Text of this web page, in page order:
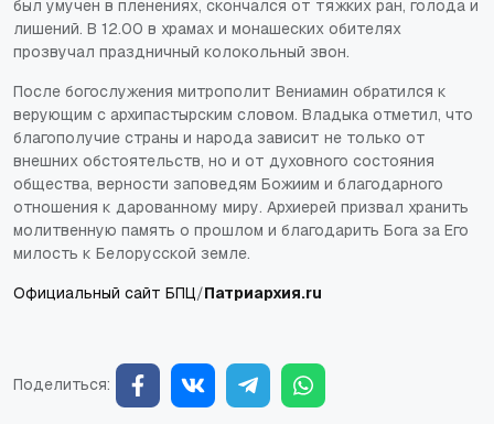
был умучен в пленениях, скончался от тяжких ран, голода и
лишений. В 12.00 в храмах и монашеских обителях
прозвучал праздничный колокольный звон.
После богослужения митрополит Вениамин обратился к
верующим с архипастырским словом. Владыка отметил, что
благополучие страны и народа зависит не только от
внешних обстоятельств, но и от духовного состояния
общества, верности заповедям Божиим и благодарного
отношения к дарованному миру. Архиерей призвал хранить
молитвенную память о прошлом и благодарить Бога за Его
милость к Белорусской земле.
Официальный сайт БПЦ/Патриархия.ru
Поделиться: